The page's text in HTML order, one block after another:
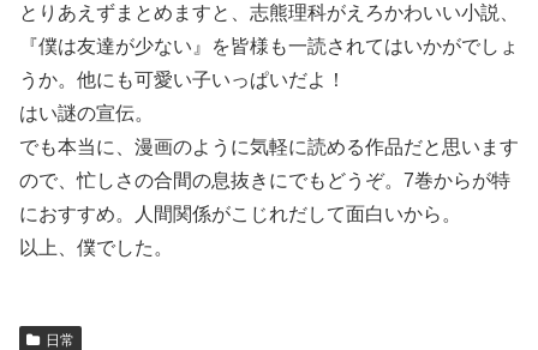
とりあえずまとめますと、志熊理科がえろかわいい小説、
『僕は友達が少ない』を皆様も一読されてはいかがでしょ
うか。他にも可愛い子いっぱいだよ！
はい謎の宣伝。
でも本当に、漫画のように気軽に読める作品だと思います
ので、忙しさの合間の息抜きにでもどうぞ。7巻からが特
におすすめ。人間関係がこじれだして面白いから。
以上、僕でした。
日常